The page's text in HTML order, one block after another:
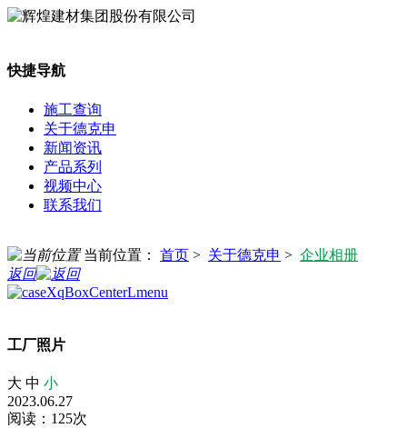
快捷导航
施工查询
关于德克申
新闻资讯
产品系列
视频中心
联系我们
当前位置： 首页 > 关于德克申 > 企业相册
返回
工厂照片
大 中 小
2023.06.27
阅读：125次